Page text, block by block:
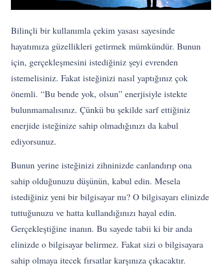
Bilinçli bir kullanımla çekim yasası sayesinde
hayatımıza güzellikleri getirmek mümkündür. Bunun
için, gerçekleşmesini istediğiniz şeyi evrenden
istemelisiniz. Fakat isteğinizi nasıl yaptığınız çok
önemli. “Bu bende yok, olsun” enerjisiyle istekte
bulunmamalısınız. Çünkü bu şekilde sarf ettiğiniz
enerjide isteğinize sahip olmadığınızı da kabul
ediyorsunuz.
Bunun yerine isteğinizi zihninizde canlandırıp ona
sahip olduğunuzu düşünün, kabul edin. Mesela
istediğiniz yeni bir bilgisayar mı? O bilgisayarı elinizde
tuttuğunuzu ve hatta kullandığınızı hayal edin.
Gerçekleştiğine inanın. Bu sayede tabii ki bir anda
elinizde o bilgisayar belirmez. Fakat sizi o bilgisayara
sahip olmaya itecek fırsatlar karşınıza çıkacaktır.